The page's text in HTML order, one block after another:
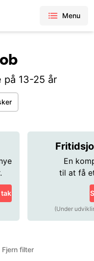
Menu
på 13-25 år
tak
En
til at få
(Under
Fjern filter